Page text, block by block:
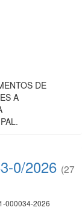
DE
A
0/2026 (27
000034-2026